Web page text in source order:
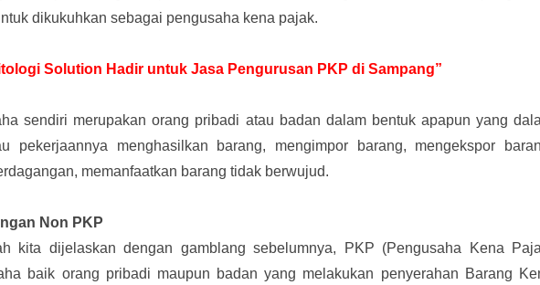
dikukuhkan sebagai pengusaha kena pajak.
Solution Hadir untuk Jasa Pengurusan PKP di Sampang”
sendiri merupakan orang pribadi atau badan dalam bentuk apapun yang
pekerjaannya menghasilkan barang, mengimpor barang, mengekspor
memanfaatkan barang tidak berwujud.
Non PKP
kita dijelaskan dengan gamblang sebelumnya, PKP (Pengusaha Kena
baik orang pribadi maupun badan yang melakukan penyerahan Barang